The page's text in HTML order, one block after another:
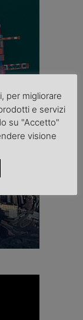
per migliorare
e servizi
su "Accetto"
visione